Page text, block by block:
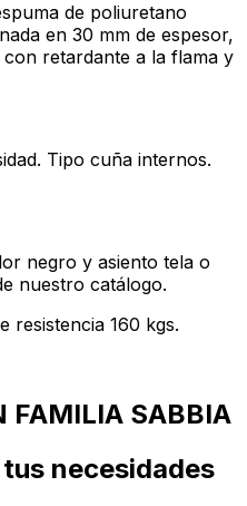
de poliuretano
en 30 mm de espesor,
con retardante a la flama y
Tipo cuña internos.
negro y asiento tela o
nuestro catálogo.
resistencia 160 kgs.
FAMILIA SABBIA
necesidades